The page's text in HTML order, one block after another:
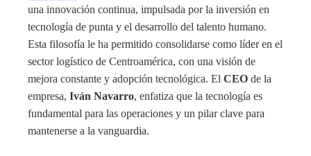
una innovación continua, impulsada por la inversión en
tecnología de punta y el desarrollo del talento humano.
Esta filosofía le ha permitido consolidarse como líder en el
sector logístico de Centroamérica, con una visión de
mejora constante y adopción tecnológica. El CEO de la
empresa, Iván Navarro, enfatiza que la tecnología es
fundamental para las operaciones y un pilar clave para
mantenerse a la vanguardia.